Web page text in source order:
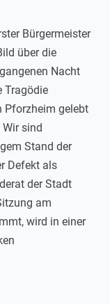
Bürgermeister
über die
Nacht
Tragödie
Pforzheim gelebt
sind
Stand der
Defekt als
der Stadt
am
wird in einer